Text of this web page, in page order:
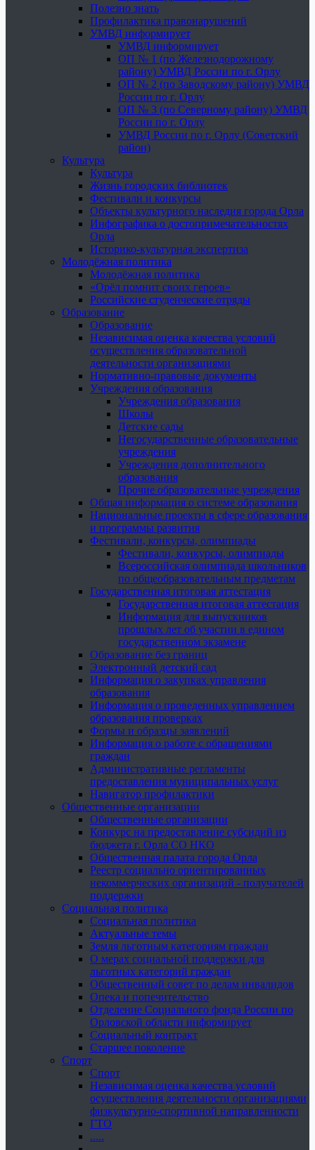
Полезно знать
Профилактика правонарушений
УМВД информирует
УМВД информирует
ОП № 1 (по Железнодорожному
району) УМВД России по г. Орлу
ОП № 2 (по Заводскому району) УМВД
России по г. Орлу
ОП № 3 (по Северному району) УМВД
России по г. Орлу
УМВД России по г. Орлу (Советский
район)
Культура
Культура
Жизнь городских библиотек
Фестивали и конкурсы
Объекты культурного наследия города Орла
Инфографика о достопримечательностях
Орла
Историко-культурная экспертиза
Молодёжная политика
Молодёжная политика
«Орёл помнит своих героев»
Российские студенческие отряды
Образование
Образование
Независимая оценка качества условий
осуществления образовательной
деятельности организациями
Нормативно-правовые документы
Учреждения образования
Учреждения образования
Школы
Детские сады
Негосударственные образовательные
учреждения
Учреждения дополнительного
образования
Прочие образовательные учреждения
Общая информация о системе образования
Национальные проекты в сфере образования
и программы развития
Фестивали, конкурсы, олимпиады
Фестивали, конкурсы, олимпиады
Всероссийская олимпиада школьников
по общеобразовательным предметам
Государственная итоговая аттестация
Государственная итоговая аттестация
Информация для выпускников
прошлых лет об участии в едином
государственном экзамене
Образование без границ
Электронный детский сад
Информация о закупках управления
образования
Информация о проведенных управлением
образования проверках
Формы и образцы заявлений
Информация о работе с обращениями
граждан
Административные регламенты
предоставления муниципальных услуг
Навигатор профилактики
Общественные организации
Общественные организации
Конкурс на предоставление субсидий из
бюджета г. Орла СО НКО
Общественная палата города Орла
Реестр социально ориентированных
некоммерческих организаций - получателей
поддержки
Социальная политика
Социальная политика
Актуальные темы
Земля льготным категориям граждан
О мерах социальной поддержки для
льготных категорий граждан
Общественный совет по делам инвалидов
Опека и попечительство
Отделение Социального фонда России по
Орловской области информирует
Социальный контракт
Старшее поколение
Спорт
Спорт
Независимая оценка качества условий
осуществления деятельности организациями
физкультурно-спортивной направленности
ГТО
.....